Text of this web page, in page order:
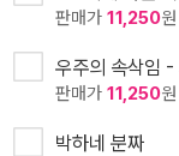
판매가 11,250원
우주의 속삭임
판매가 11,250원
박하네 분짜